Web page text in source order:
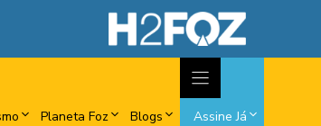
Planeta Foz Blogs Assine Já